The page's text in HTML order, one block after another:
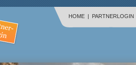
HOME | PARTNERLOGIN